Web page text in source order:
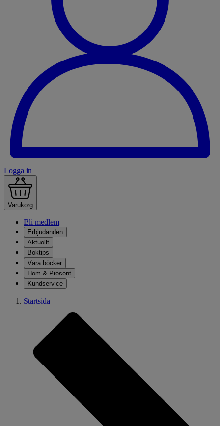
Logga in
Varukorg
Bli medlem
Erbjudanden
Aktuellt
Boktips
Våra böcker
Hem & Present
Kundservice
Startsida